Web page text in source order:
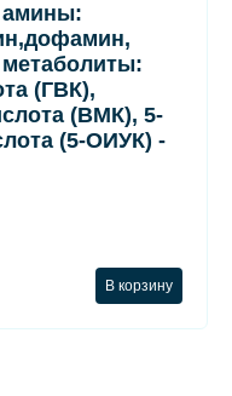
амины:
(ГВК),
(ВМК), 5-
(5-ОИУК) -
В корзину